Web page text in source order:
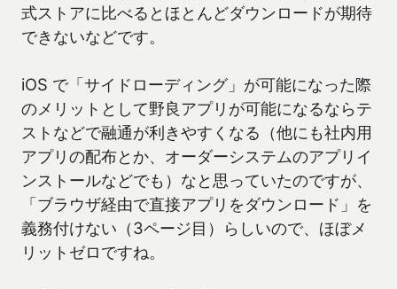
式ストアに比べるとほとんどダウンロードが期待
できないなどです。
iOS で「サイドローディング」が可能になった際
のメリットとして野良アプリが可能になるならテ
ストなどで融通が利きやすくなる（他にも社内用
アプリの配布とか、オーダーシステムのアプリイ
ンストールなどでも）なと思っていたのですが、
「ブラウザ経由で直接アプリをダウンロード」を
義務付けない（3ページ目）らしいので、ほぼメ
リットゼロですね。